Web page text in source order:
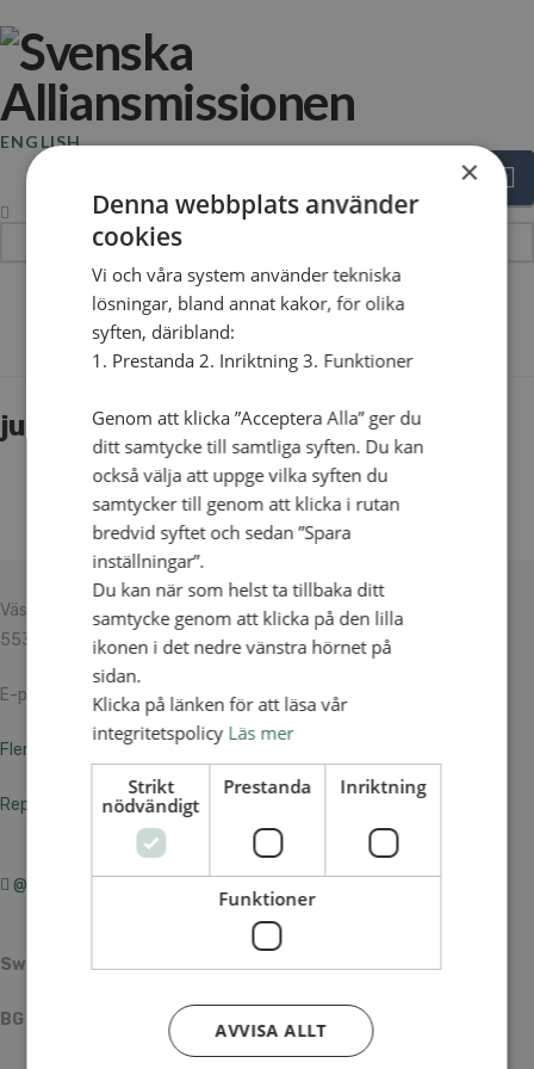
ENGLISH
The Blog
julgavan-23-14
Västra Storgatan 14
553 15 Jönköping
E-post: info@alliansmissionen.se
Fler kontaktuppgifter >
Report irregularities / Rapportera oegentligheter >
@SvenskaAlliansmissionen
Swish 900 85 90
BG
×
Denna webbplats använder
cookies
Vi och våra system använder tekniska
lösningar, bland annat kakor, för olika
syften, däribland:
1. Prestanda 2. Inriktning 3. Funktioner
Genom att klicka ”Acceptera Alla” ger du
ditt samtycke till samtliga syften. Du kan
också välja att uppge vilka syften du
samtycker till genom att klicka i rutan
bredvid syftet och sedan ”Spara
inställningar”.
Du kan när som helst ta tillbaka ditt
samtycke genom att klicka på den lilla
ikonen i det nedre vänstra hörnet på
sidan.
Klicka på länken för att läsa vår
integritetspolicy Läs mer
Strikt
nödvändigt
Prestanda Inriktning
Funktioner
AVVISA ALLT